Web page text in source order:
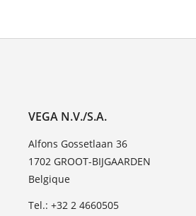
VEGA N.V./S.A.
Alfons Gossetlaan 36
1702 GROOT-BIJGAARDEN
Belgique
Tel.: +32 2 4660505